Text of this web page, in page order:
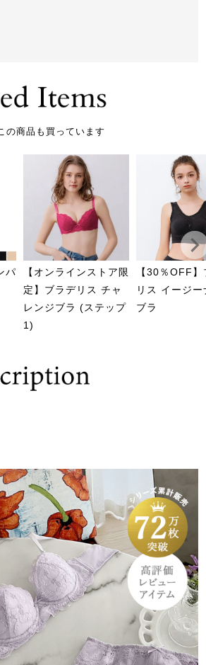
の商品も買っています
パ
【オンラインストア限
定】ブラデリス チャ
レンジブラ (ステップ
1)
【30％OFF
リス イージ
ブラ